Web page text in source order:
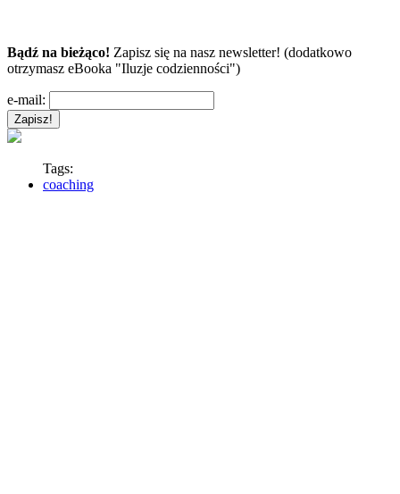
Bądź na bieżąco! Zapisz się na nasz newsletter! (dodatkowo
otrzymasz eBooka "Iluzje codzienności")
e-mail:
Tags:
coaching